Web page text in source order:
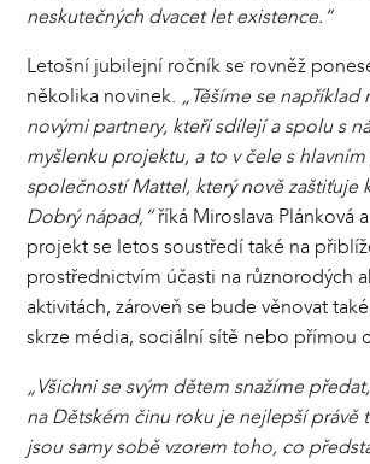
neskutečných dvacet let existence.“
Letošní jubilejní ročník se rovněž
několika novinek. „Těšíme se například
novými partnery, kteří sdílejí a spolu s
myšlenku projektu, a to v čele s
společností Mattel, který nově zaštiťuje
Dobrý nápad,“ říká Miroslava Plánková
projekt se letos soustředí také na
prostřednictvím účasti na různorodých
aktivitách, zároveň se bude věnovat
skrze média, sociální sítě nebo přímou
„Všichni se svým dětem snažíme
na Dětském činu roku je nejlepší právě
jsou samy sobě vzorem toho, co